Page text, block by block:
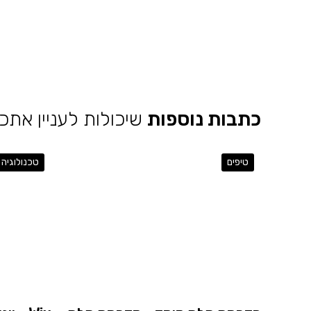
כתבות נוספות שיכולות לעניין
טיפים טכנולוגיה